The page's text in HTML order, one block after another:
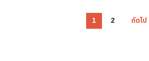
1 2 ถัดไป